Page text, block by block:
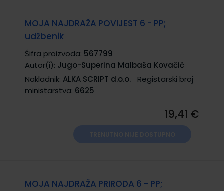
MOJA NAJDRAŽA POVIJEST 6 - PP;
udžbenik
Šifra proizvoda: 567799
Autor(i): Jugo-Superina Malbaša Kovačić
Nakladnik: ALKA SCRIPT d.o.o.
Registarski broj
ministarstva: 6625
19,41 €
MOJA NAJDRAŽA PRIRODA 6 - PP;